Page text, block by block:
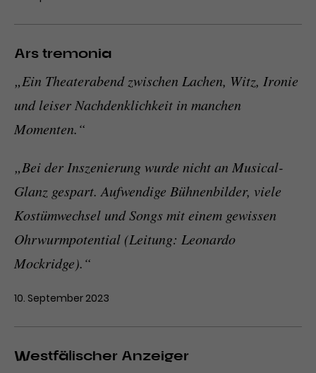
Ars tremonia
„Ein Theaterabend zwischen Lachen, Witz, Ironie
und leiser Nachdenklichkeit in manchen
Momenten.“
„Bei der Inszenierung wurde nicht an Musical-
Glanz gespart. Aufwendige Bühnenbilder, viele
Kostümwechsel und Songs mit einem gewissen
Ohrwurmpotential (Leitung: Leonardo
Mockridge).“
10. September 2023
Westfälischer Anzeiger